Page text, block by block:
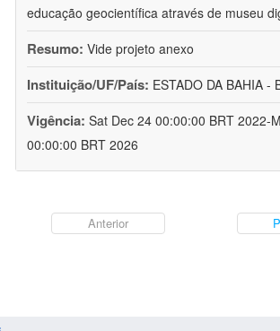
educação geocientífica através de museu
Resumo: Vide projeto anexo
Instituição/UF/País: ESTADO DA BAHIA -
Vigência: Sat Dec 24 00:00:00 BRT 2022-
00:00:00 BRT 2026
Anterior